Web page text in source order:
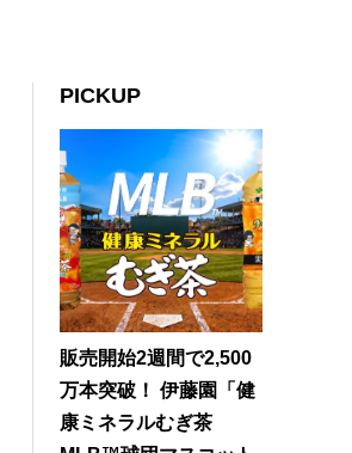
PICKUP
販売開始2週間で2,500
万本突破！ 伊藤園「健
康ミネラルむぎ茶